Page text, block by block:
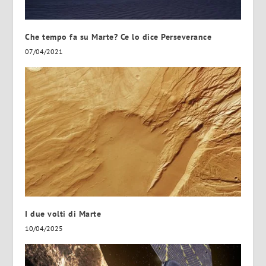
Che tempo fa su Marte? Ce lo dice Perseverance
07/04/2021
I due volti di Marte
10/04/2025